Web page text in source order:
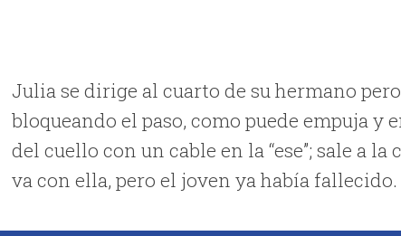
Julia se dirige al cuarto de su hermano
bloqueando el paso, como puede empuja y
del cuello con un cable en la “ese”; sale a
va con ella, pero el joven ya había fallecido.